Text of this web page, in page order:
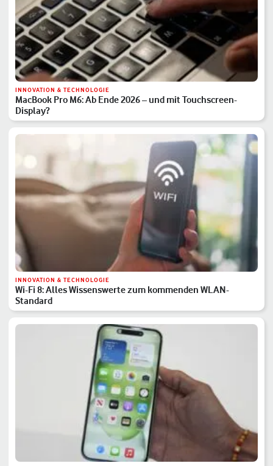
INNOVATION & TECHNOLOGIE
MacBook Pro M6: Ab Ende 2026 – und mit Touchscreen-
Display?
INNOVATION & TECHNOLOGIE
Wi-Fi 8: Alles Wissenswerte zum kommenden WLAN-
Standard